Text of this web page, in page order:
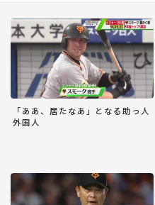
「ああ、居たなあ」となる助っ人
外国人